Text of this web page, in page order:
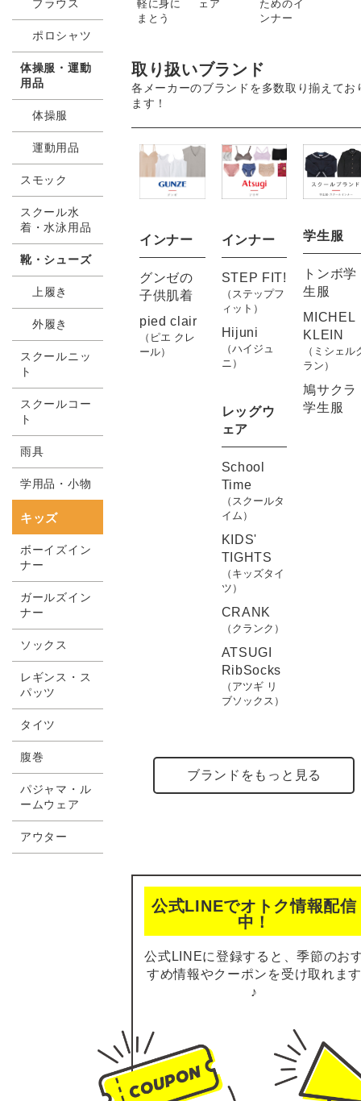
ブラウス
ポロシャツ
体操服・運動
用品
体操服
運動用品
スモック
スクール水
着・水泳用品
靴・シューズ
上履き
外履き
スクールニッ
ト
スクールコー
ト
雨具
学用品・小物
キッズ
ボーイズイン
ナー
ガールズイン
ナー
ソックス
レギンス・ス
パッツ
タイツ
腹巻
パジャマ・ル
ームウェア
アウター
軽に身に
まとう
ェア
ためのイ
ンナー
取り扱いブランド
各メーカーのブランドを多数取り揃えてお
ます！
インナー
グンゼの
子供肌着
pied clair
（ピエ クレ
ール）
インナー
STEP FIT!
（ステップフ
ィット）
Hijuni
（ハイジュ
ニ）
レッグウ
ェア
School
Time
（スクールタ
イム）
KIDS'
TIGHTS
（キッズタイ
ツ）
CRANK
（クランク）
ATSUGI
RibSocks
（アツギ リ
ブソックス）
学生服
トンボ学
生服
MICHEL
KLEIN
（ミシェル
ラン）
鳩サクラ
学生服
ブランドをもっと見る
公式LINEでオトク情報配信
中！
公式LINEに登録すると、季節のお
すめ情報やクーポンを受け取れま
♪